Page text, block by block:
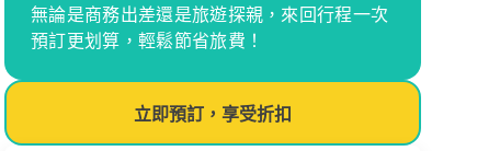
無論是商務出差還是旅遊探親，來回行程一次
預訂更划算，輕鬆節省旅費！
立即預訂，享受折扣